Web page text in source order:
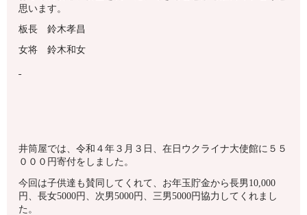
思います。
板長 鈴木孝昌
女将 鈴木和女
井筒屋では、令和４年３月３日、在日ウクライナ大使館に５５
０００円寄付をしました。
今回は子供達も賛同してくれて、お年玉貯金から長男10,000
円、長女5000円、次男5000円、三男5000円協力してくれまし
た。